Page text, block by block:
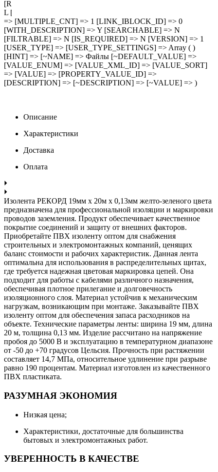
[ROW_COUNT] => 1 [COL_COUNT] => 30 [LIST_TYPE] =>
L [MULTIPLE] => Y [XML_ID] => CML2_FILES [FILE_TYPE]
=> [MULTIPLE_CNT] => 1 [LINK_IBLOCK_ID] => 0
[WITH_DESCRIPTION] => Y [SEARCHABLE] => N
[FILTRABLE] => N [IS_REQUIRED] => N [VERSION] => 1
[USER_TYPE] => [USER_TYPE_SETTINGS] => Array ( )
[HINT] => [~NAME] => Файлы [~DEFAULT_VALUE] =>
[VALUE_ENUM] => [VALUE_XML_ID] => [VALUE_SORT]
=> [VALUE] => [PROPERTY_VALUE_ID] =>
[DESCRIPTION] => [~DESCRIPTION] => [~VALUE] => )
Описание
Характеристики
Доставка
Оплата
Изолента РЕКОРД 19мм х 20м х 0,13мм желто-зеленого цвета
предназначена для профессиональной изоляции и маркировки
проводов заземления. Продукт обеспечивает качественное
покрытие соединений и защиту от внешних факторов.
Приобретайте ПВХ изоленту оптом для снабжения
строительных и электромонтажных компаний, ценящих
баланс стоимости и рабочих характеристик. Данная лента
оптимальна для использования в распределительных щитах,
где требуется надежная цветовая маркировка цепей. Она
подходит для работы с кабелями различного назначения,
обеспечивая плотное прилегание и долговечность
изоляционного слоя. Материал устойчив к механическим
нагрузкам, возникающим при монтаже. Заказывайте ПВХ
изоленту оптом для обеспечения запаса расходников на
объекте. Технические параметры ленты: ширина 19 мм, длина
20 м, толщина 0,13 мм. Изделие рассчитано на напряжение
пробоя до 5000 В и эксплуатацию в температурном диапазоне
от -50 до +70 градусов Цельсия. Прочность при растяжении
составляет 14,7 МПа, относительное удлинение при разрыве
равно 190 процентам. Материал изготовлен из качественного
ПВХ пластиката.
РАЗУМНАЯ ЭКОНОМИЯ
Низкая цена;
Характеристики, достаточные для большинства
бытовых и электромонтажных работ.
УВЕРЕННОСТЬ В КАЧЕСТВЕ